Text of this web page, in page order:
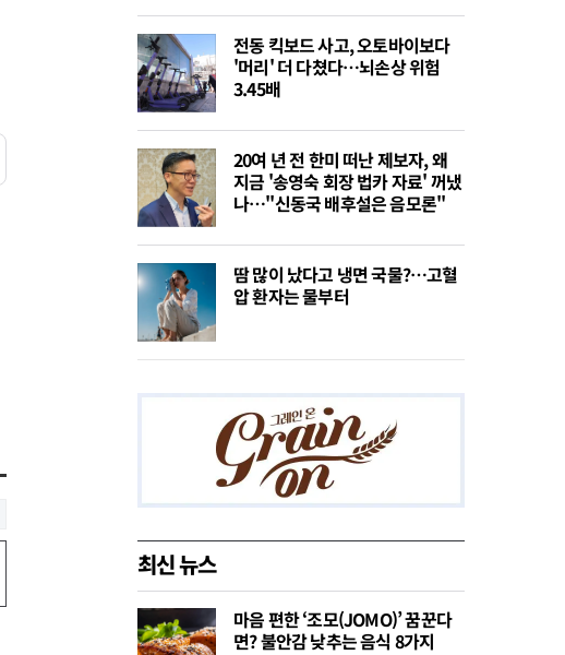
전동 킥보드 사고, 오토바이보다
'머리' 더 다쳤다…뇌손상 위험
3.45배
20여 년 전 한미 떠난 제보자, 왜
지금 '송영숙 회장 법카 자료' 꺼냈
나…"신동국 배후설은 음모론"
땀 많이 났다고 냉면 국물?…고혈
압 환자는 물부터
최신 뉴스
마음 편한 ‘조모(JOMO)’ 꿈꾼다
면? 불안감 낮추는 음식 8가지